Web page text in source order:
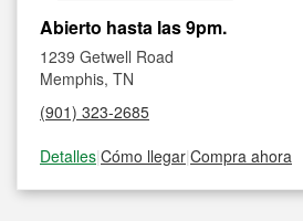
Abierto hasta las 9pm.
1239 Getwell Road
Memphis, TN
(901) 323-2685
Detalles|Cómo llegar|Compra ahora